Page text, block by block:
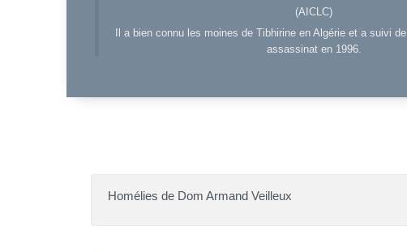
(AICLC)
Il a bien connu les moines de Tibhirine en Algérie et a suivi
assassinat en 1996.
Homélies de Dom Armand Veilleux